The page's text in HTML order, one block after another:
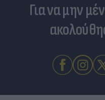
Για να μην